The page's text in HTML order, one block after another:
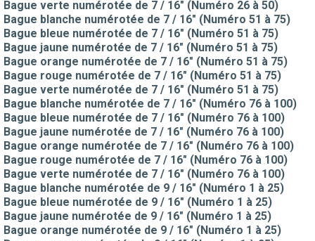
Bague verte numérotée de 7 / 16" (Numéro 26 à 50)
Bague blanche numérotée de 7 / 16" (Numéro 51 à 75)
Bague bleue numérotée de 7 / 16" (Numéro 51 à 75)
Bague jaune numérotée de 7 / 16" (Numéro 51 à 75)
Bague orange numérotée de 7 / 16" (Numéro 51 à 75)
Bague rouge numérotée de 7 / 16" (Numéro 51 à 75)
Bague verte numérotée de 7 / 16" (Numéro 51 à 75)
Bague blanche numérotée de 7 / 16" (Numéro 76 à 100)
Bague bleue numérotée de 7 / 16" (Numéro 76 à 100)
Bague jaune numérotée de 7 / 16" (Numéro 76 à 100)
Bague orange numérotée de 7 / 16" (Numéro 76 à 100)
Bague rouge numérotée de 7 / 16" (Numéro 76 à 100)
Bague verte numérotée de 7 / 16" (Numéro 76 à 100)
Bague blanche numérotée de 9 / 16" (Numéro 1 à 25)
Bague bleue numérotée de 9 / 16" (Numéro 1 à 25)
Bague jaune numérotée de 9 / 16" (Numéro 1 à 25)
Bague orange numérotée de 9 / 16" (Numéro 1 à 25)